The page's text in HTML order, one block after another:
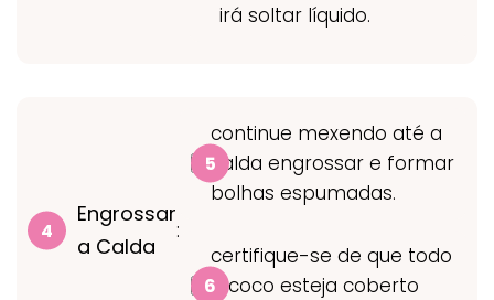
irá soltar líquido.
Engrossar
a Calda
:
continue mexendo até a
calda engrossar e formar
bolhas espumadas.
certifique-se de que todo
o coco esteja coberto